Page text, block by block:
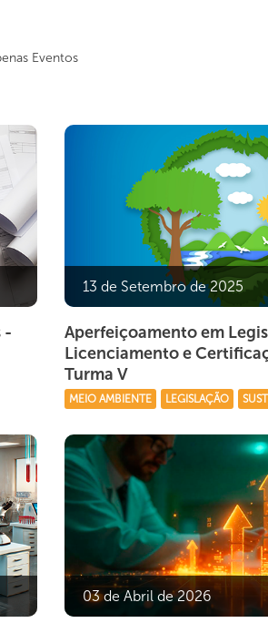
Eventos
-
13 de Setembro de 2025
Aperfeiçoamento em
Licenciamento e
Turma V
MEIO AMBIENTE LEGISLAÇÃO
03 de Abril de 2026